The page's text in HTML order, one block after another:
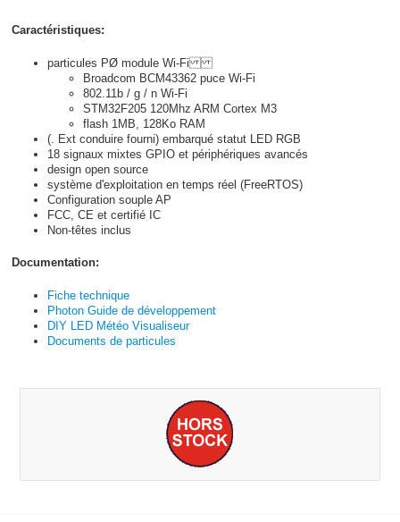
Caractéristiques:
particules PØ module Wi-Fi
Broadcom BCM43362 puce Wi-Fi
802.11b / g / n Wi-Fi
STM32F205 120Mhz ARM Cortex M3
flash 1MB, 128Ko RAM
(. Ext conduire fourni) embarqué statut LED RGB
18 signaux mixtes GPIO et périphériques avancés
design open source
système d'exploitation en temps réel (FreeRTOS)
Configuration souple AP
FCC, CE et certifié IC
Non-têtes inclus
Documentation:
Fiche technique
Photon Guide de développement
DIY LED Météo Visualiseur
Documents de particules